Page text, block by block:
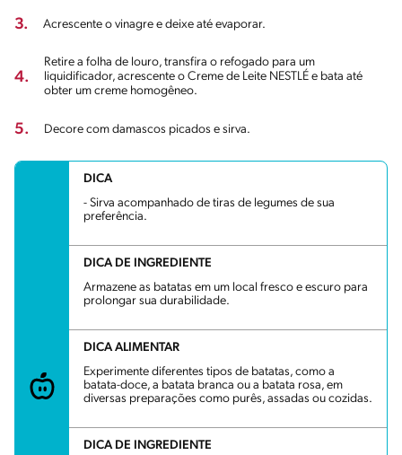
3. Acrescente o vinagre e deixe até evaporar.
4.
Retire a folha de louro, transfira o refogado para um
liquidificador, acrescente o Creme de Leite NESTLÉ e bata até
obter um creme homogêneo.
5. Decore com damascos picados e sirva.
DICA
- Sirva acompanhado de tiras de legumes de sua
preferência.
DICA DE INGREDIENTE
Armazene as batatas em um local fresco e escuro para
prolongar sua durabilidade.
DICA ALIMENTAR
Experimente diferentes tipos de batatas, como a
batata-doce, a batata branca ou a batata rosa, em
diversas preparações como purês, assadas ou cozidas.
DICA DE INGREDIENTE